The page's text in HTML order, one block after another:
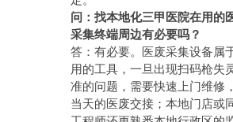
问：找本地化三甲医院在用的
采集终端周边有必要吗？
答：有必要。医废采集设备属
用的工具，一旦出现扫码枪失
准的问题，需要快速上门维修
当天的医废交接；本地门店或